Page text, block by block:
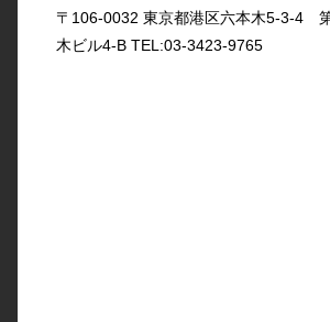
〒106-0032 東京都港区六本木5-3-4
木ビル4-B TEL:03-3423-9765